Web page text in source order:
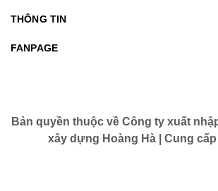
THÔNG TIN
FANPAGE
Bản quyền thuộc về Công ty xuất
xây dựng Hoàng Hà | Cung